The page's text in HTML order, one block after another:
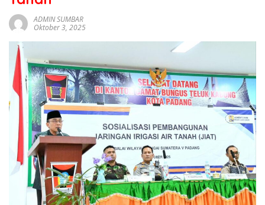
sumbar
tv
live
ADMIN SUMBAR
Oktober 3, 2025